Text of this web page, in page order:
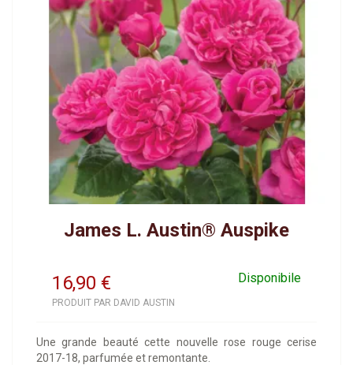
James L. Austin® Auspike
16,90 Disponibile
€
PRODUIT PAR DAVID AUSTIN
Une grande beauté cette nouvelle rose rouge cerise
2017-18, parfumée et remontante.